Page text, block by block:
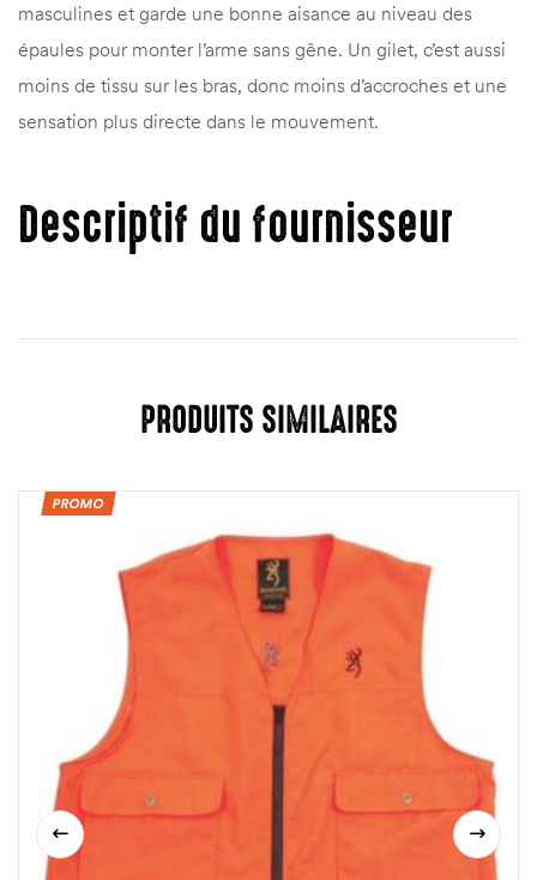
masculines et garde une bonne aisance au niveau des
épaules pour monter l’arme sans gêne. Un gilet, c’est aussi
moins de tissu sur les bras, donc moins d’accroches et une
sensation plus directe dans le mouvement.
Descriptif du fournisseur
PRODUITS SIMILAIRES
PROMO